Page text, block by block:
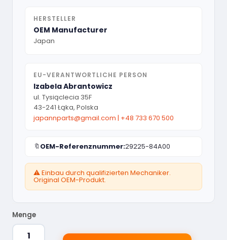
HERSTELLER
OEM Manufacturer
Japan
EU-VERANTWORTLICHE PERSON
Izabela Abrantowicz
ul. Tysiąclecia 35F
43-241 Łąka, Polska
japannparts@gmail.com | +48 733 670 500
🔖 OEM-Referenznummer:29225-84A00
⚠️ Einbau durch qualifizierten Mechaniker.
Original OEM-Produkt.
Menge